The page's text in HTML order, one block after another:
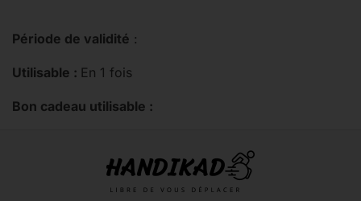
Période de validité :
Utilisable : En 1 fois
Bon cadeau utilisable :